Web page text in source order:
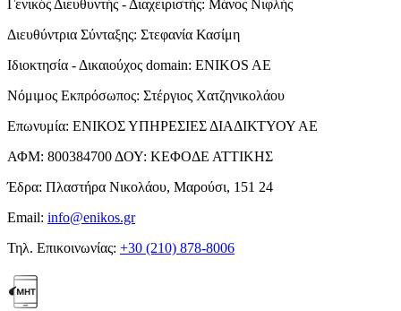
Γενικός Διευθυντής - Διαχειριστής: Μάνος Νιφλής
Διευθύντρια Σύνταξης: Στεφανία Κασίμη
Ιδιοκτησία - Δικαιούχος domain: ENIKOS AE
Νόμιμος Εκπρόσωπος: Στέργιος Χατζηνικολάου
Επωνυμία: ΕΝΙΚΟΣ ΥΠΗΡΕΣΙΕΣ ΔΙΑΔΙΚΤΥΟΥ ΑΕ
ΑΦΜ: 800384700 ΔΟΥ: ΚΕΦΟΔΕ ΑΤΤΙΚΗΣ
Έδρα: Πλαστήρα Νικολάου, Μαρούσι, 151 24
Email: info@enikos.gr
Τηλ. Επικοινωνίας: +30 (210) 878-8006